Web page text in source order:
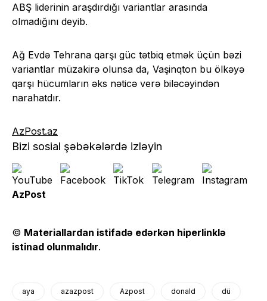
ABŞ liderinin araşdırdığı variantlar arasında
olmadığını deyib.
Ağ Evdə Tehrana qarşı güc tətbiq etmək üçün bəzi
variantlar müzakirə olunsa da, Vaşinqton bu ölkəyə
qarşı hücumların əks nəticə verə biləcəyindən
narahatdır.
AzPost.az
Bizi sosial şəbəkələrdə izləyin
AzPost
© Materiallardan istifadə edərkən hiperlinklə
istinad olunmalıdır.
aya azazpost Azpost donald dü